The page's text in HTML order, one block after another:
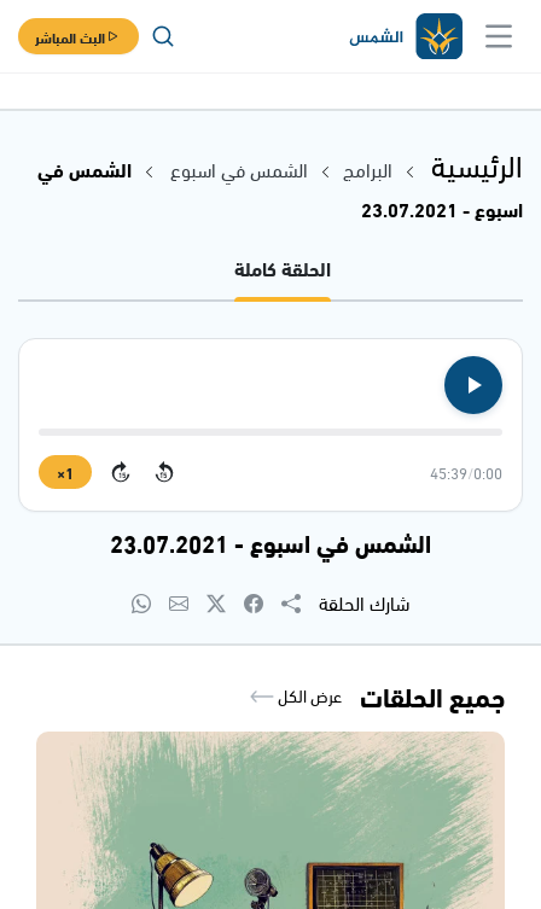
البث المباشر
الرئيسية البرامج الشمس في اسبوع
الشمس في
اسبوع - 23.07.2021
الحلقة كاملة
0:00
/
45:39
15
15
1×
الشمس في اسبوع - 23.07.2021
شارك الحلقة
جميع الحلقات عرض الكل